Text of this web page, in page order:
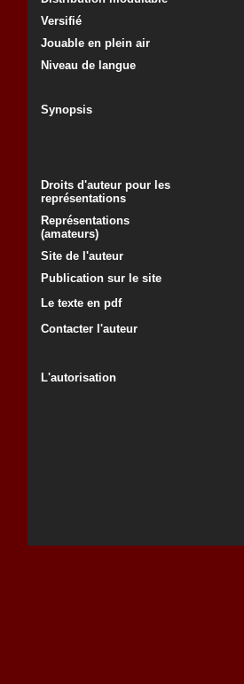
Versifié
Jouable en plein air
Niveau de langue
Synopsis
Droits d'auteur pour les
représentations
Représentations
(amateurs)
Site de l'auteur
Publication sur le site
Le texte en pdf
Contacter l'auteur
L'autorisation